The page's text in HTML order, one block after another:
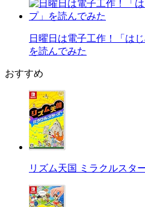
日曜日は電子工作！「は
を読んでみた
おすすめ
リズム天国 ミラクルスタ